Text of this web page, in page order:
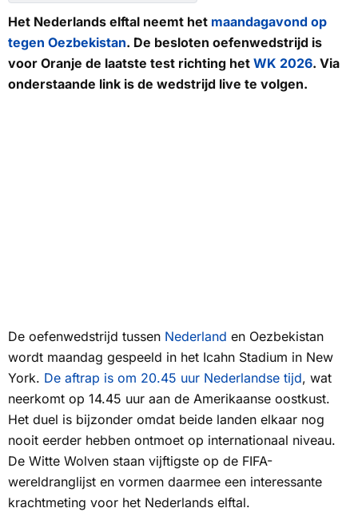
Het Nederlands elftal neemt het maandagavond op
tegen Oezbekistan. De besloten oefenwedstrijd is
voor Oranje de laatste test richting het WK 2026. Via
onderstaande link is de wedstrijd live te volgen.
De oefenwedstrijd tussen Nederland en Oezbekistan
wordt maandag gespeeld in het Icahn Stadium in New
York. De aftrap is om 20.45 uur Nederlandse tijd, wat
neerkomt op 14.45 uur aan de Amerikaanse oostkust.
Het duel is bijzonder omdat beide landen elkaar nog
nooit eerder hebben ontmoet op internationaal niveau.
De Witte Wolven staan vijftigste op de FIFA-
wereldranglijst en vormen daarmee een interessante
krachtmeting voor het Nederlands elftal.